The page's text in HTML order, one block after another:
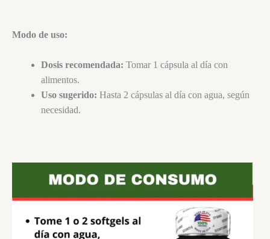
Modo de uso:
Dosis recomendada: Tomar 1 cápsula al día con
alimentos.
Uso sugerido: Hasta 2 cápsulas al día con agua, según
necesidad.